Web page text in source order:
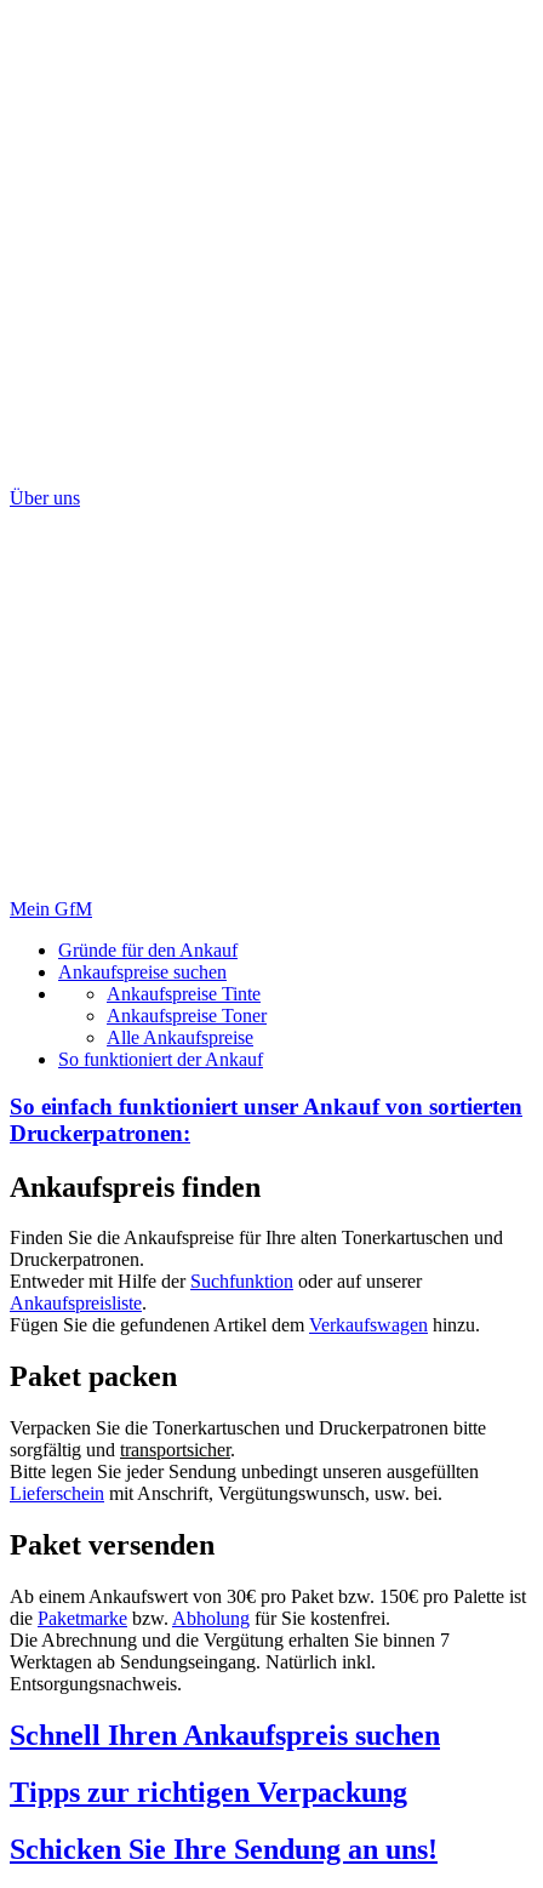
Über uns
Mein GfM
Gründe für den Ankauf
Ankaufspreise suchen
Ankaufspreise Tinte
Ankaufspreise Toner
Alle Ankaufspreise
So funktioniert der Ankauf
So einfach funktioniert unser Ankauf von sortierten
Druckerpatronen:
Ankaufspreis finden
Finden Sie die Ankaufspreise für Ihre alten Tonerkartuschen und
Druckerpatronen.
Entweder mit Hilfe der Suchfunktion oder auf unserer
Ankaufspreisliste.
Fügen Sie die gefundenen Artikel dem Verkaufswagen hinzu.
Paket packen
Verpacken Sie die Tonerkartuschen und Druckerpatronen bitte
sorgfältig und transportsicher.
Bitte legen Sie jeder Sendung unbedingt unseren ausgefüllten
Lieferschein mit Anschrift, Vergütungswunsch, usw. bei.
Paket versenden
Ab einem Ankaufswert von 30€ pro Paket bzw. 150€ pro Palette ist
die Paketmarke bzw. Abholung für Sie kostenfrei.
Die Abrechnung und die Vergütung erhalten Sie binnen 7
Werktagen ab Sendungseingang. Natürlich inkl.
Entsorgungsnachweis.
Schnell Ihren Ankaufspreis suchen
Tipps zur richtigen Verpackung
Schicken Sie Ihre Sendung an uns!